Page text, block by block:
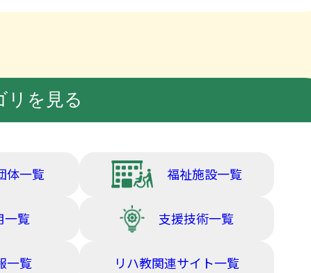
リを見る
体一覧 福祉施設一覧
一覧 支援技術一覧
一覧 リハ教関連サイト一覧